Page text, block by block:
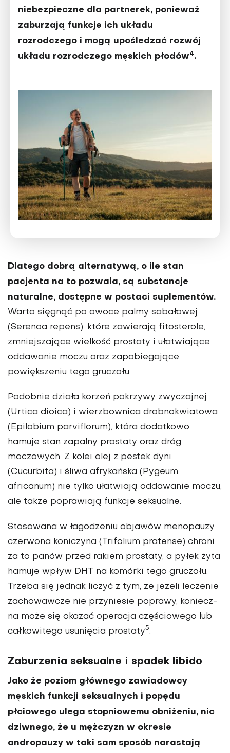
niebezpieczne dla partnerek, ponieważ
zaburzają funkcje ich układu
rozrodczego i mogą upośledzać rozwój
układu rozrodczego męskich płodów4.
Dlatego dobrą alternatywą, o ile stan
pacjenta na to pozwala, są substancje
naturalne, dostępne w postaci suplemen­tów.
Warto sięgnąć po owoce palmy saba­łowej
(Serenoa repens), które zawierają fitosterole,
zmniejszające wielkość pro­staty i ułatwiające
oddawanie moczu oraz zapobiegające
powiększeniu tego gru­czołu.
Podobnie działa korzeń pokrzywy zwyczajnej
(Urtica dioica) i wierzbownica drobnokwiatowa
(Epilobium parviflorum), która dodatkowo
hamuje stan zapalny prostaty oraz dróg
moczowych. Z kolei olej z pestek dyni
(Cucurbita) i śliwa afrykańska (Pygeum
africanum) nie tylko ułatwiają oddawanie moczu,
ale także poprawiają funkcje seksualne.
Stosowa­na w łagodzeniu objawów menopauzy
czerwona koniczyna (Trifolium pratense) chroni
za to panów przed rakiem pro­staty, a pyłek żyta
hamuje wpływ DHT na komórki tego gruczołu.
Trzeba się jed­nak liczyć z tym, że jeżeli leczenie
zacho­wawcze nie przyniesie poprawy, koniecz­
na może się okazać operacja częściowego lub
całkowitego usunięcia prostaty5.
Zaburzenia seksualne i spadek libido
Jako że poziom głównego zawiadowcy
męskich funkcji seksualnych i popędu
płciowego ulega stopniowemu obniżeniu, nic
dziwnego, że u mężczyzn w okresie
andropauzy w taki sam sposób narastają